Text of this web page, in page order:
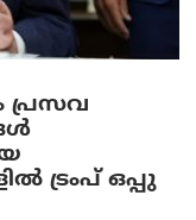
പ്രസവ
ട്രംപ് ഒപ്പു